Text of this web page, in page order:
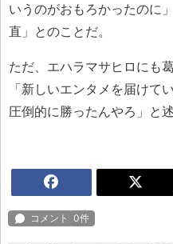
いうのがおもろかったのに
直」とのことだ。
ただ、エハラマサヒロにも
「新しいエンタメを届けて
圧倒的に勝ったんやろ」と